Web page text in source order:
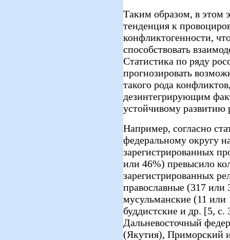
Таким образом, в этом
тенденция к
конфликтогенности,
способствовать
Статистика по ряду
прогнозировать
такого рода
дезинтегрирующим
устойчивому развитию
Например, согласно
федеральному округу
зарегистрированных
или 46%) превысило
зарегистрированных
православные (317 или
мусульманские (11 или
буддистские и др. [5,
Дальневосточный
(Якутия), Приморский